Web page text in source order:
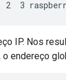
IP. Nos
o endereço